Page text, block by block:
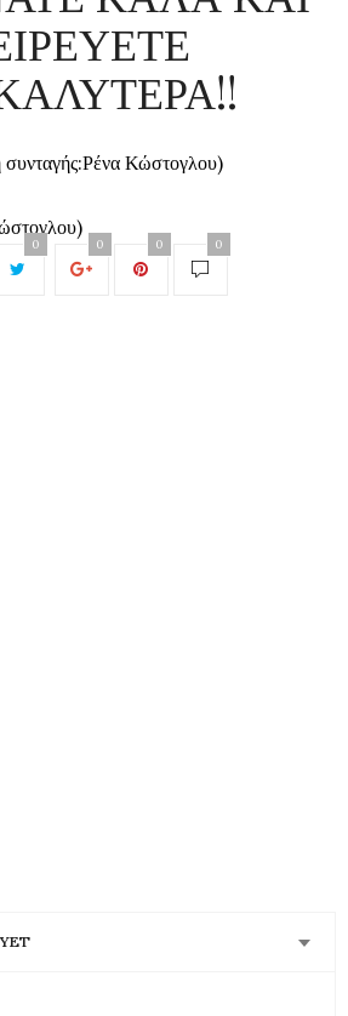
!!
συνταγής:Ρένα Κώστογλου)
0 0 0 0